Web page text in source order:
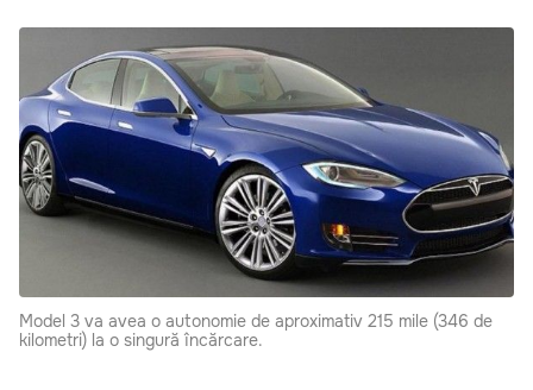
Model 3 va avea o autonomie de aproximativ 215 mile (346 de
kilometri) la o singură încărcare.